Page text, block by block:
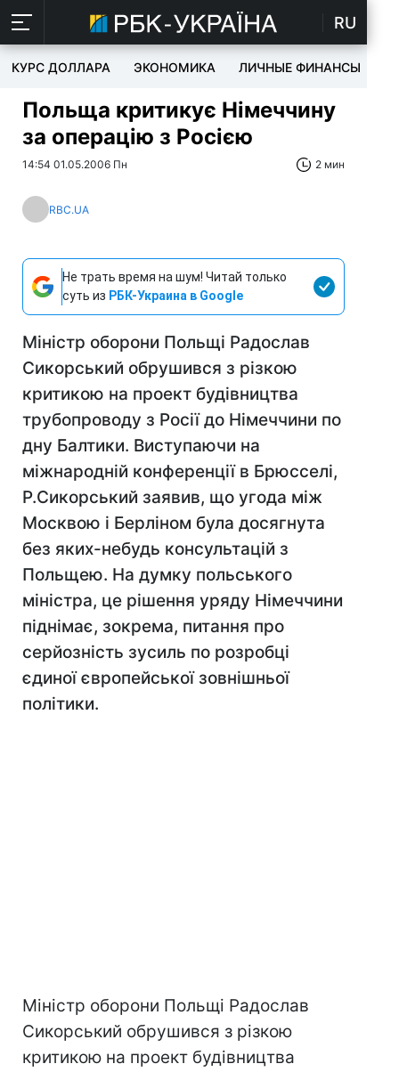
RU
КУРС ДОЛЛАРА ЭКОНОМИКА ЛИЧНЫЕ ФИНАНСЫ
Польща критикує Німеччину
за операцію з Росією
14:54 01.05.2006 Пн 2 мин
RBC.UA
Не трать время на шум! Читай только
суть из РБК-Украина в Google
Міністр оборони Польщі Радослав
Сикорський обрушився з різкою
критикою на проект будівництва
трубопроводу з Росії до Німеччини по
дну Балтики. Виступаючи на
міжнародній конференції в Брюсселі,
Р.Сикорський заявив, що угода між
Москвою і Берліном була досягнута
без яких-небудь консультацій з
Польщею. На думку польського
міністра, це рішення уряду Німеччини
піднімає, зокрема, питання про
серйозність зусиль по розробці
єдиної європейської зовнішньої
політики.
Міністр оборони Польщі Радослав
Сикорський обрушився з різкою
критикою на проект будівництва